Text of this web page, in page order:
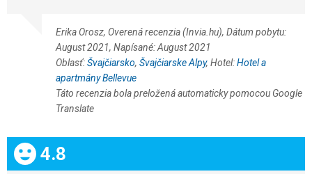
Erika Orosz, Overená recenzia (Invia.hu), Dátum pobytu:
August 2021, Napísané: August 2021
Oblasť:Švajčiarsko, Švajčiarske Alpy, Hotel:Hotel a
apartmány Bellevue
Táto recenzia bola preložená automaticky pomocou Google
Translate
Celkom:
4.8